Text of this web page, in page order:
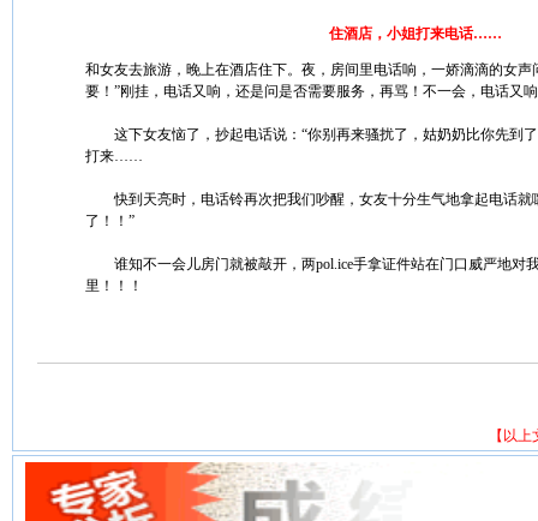
住酒店，小姐打来电话……
和女友去旅游，晚上在酒店住下。夜，房间里电话响，一娇滴滴的女声
要！”刚挂，电话又响，还是问是否需要服务，再骂！不一会，电话又
这下女友恼了，抄起电话说：“你别再来骚扰了，姑奶奶比你先到
打来……
快到天亮时，电话铃再次把我们吵醒，女友十分生气地拿起电话就
了！！”
谁知不一会儿房门就被敲开，两pol.ice手拿证件站在门口威严地对
里！！！
【以